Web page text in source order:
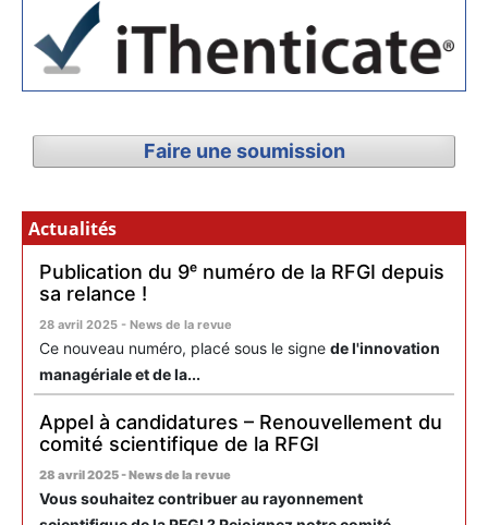
Faire une soumission
Actualités
Publication du 9ᵉ numéro de la RFGI depuis
sa relance !
28 avril 2025 - News de la revue
Ce nouveau numéro, placé sous le signe de l'innovation
managériale et de la...
Appel à candidatures – Renouvellement du
comité scientifique de la RFGI
28 avril 2025 - News de la revue
Vous souhaitez contribuer au rayonnement